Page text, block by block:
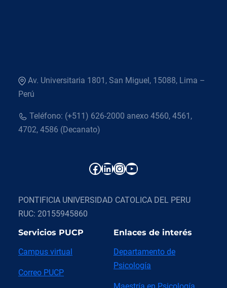
Av. Universitaria 1801, San Miguel, 15088, Lima –
Perú
Teléfono: (+511) 626-2000 anexo 4560, 4561,
4702, 4586 (Decanato)
Facebook LinkedIn InstagramYouTube
PONTIFICIA UNIVERSIDAD CATOLICA DEL PERU
RUC: 20155945860
Servicios PUCP
Campus virtual
Correo PUCP
Enlaces de interés
Departamento de
Psicología